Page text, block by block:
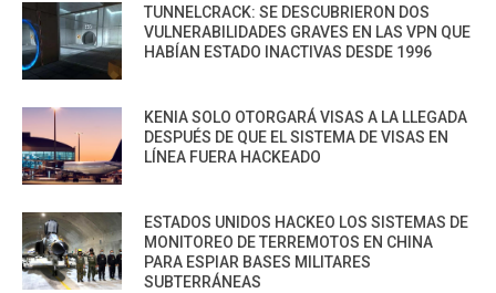
TUNNELCRACK: SE DESCUBRIERON DOS
VULNERABILIDADES GRAVES EN LAS VPN QUE
HABÍAN ESTADO INACTIVAS DESDE 1996
KENIA SOLO OTORGARÁ VISAS A LA LLEGADA
DESPUÉS DE QUE EL SISTEMA DE VISAS EN
LÍNEA FUERA HACKEADO
ESTADOS UNIDOS HACKEO LOS SISTEMAS DE
MONITOREO DE TERREMOTOS EN CHINA
PARA ESPIAR BASES MILITARES
SUBTERRÁNEAS